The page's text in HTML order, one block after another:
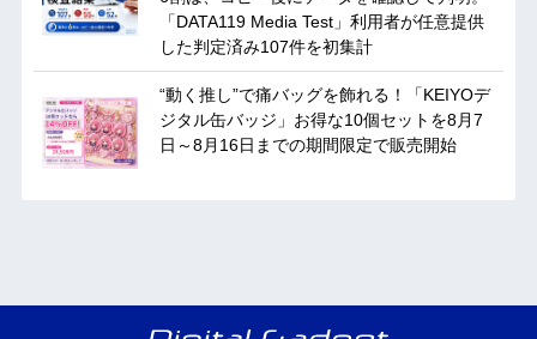
「DATA119 Media Test」利用者が任意提供
した判定済み107件を初集計
“動く推し”で痛バッグを飾れる！「KEIYOデ
ジタル缶バッジ」お得な10個セットを8月7
日～8月16日までの期間限定で販売開始